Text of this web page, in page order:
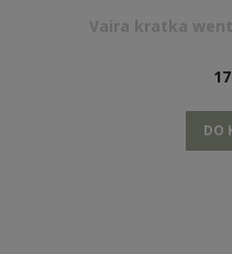
Vaira kratka
DO